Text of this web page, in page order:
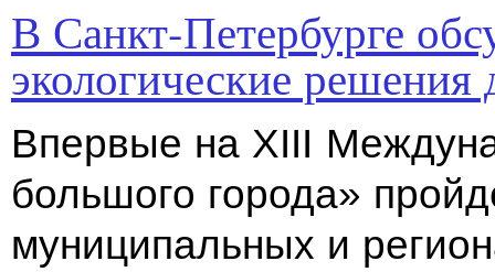
В Санкт-Петербурге
экологические решения
Впервые на ХIII
большого города»
муниципальных и